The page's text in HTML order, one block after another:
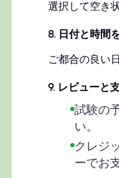
選択して空き
8. 日付と時間
ご都合の良い
9. レビューと
試験の
い。
クレジ
ーでお